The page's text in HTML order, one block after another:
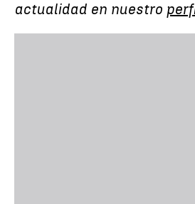
actualidad en nuestro